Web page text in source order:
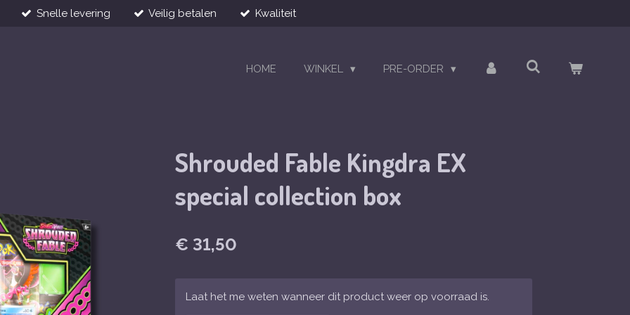
Snelle levering Veilig betalen Kwaliteit
HOME WINKEL PRE-ORDER
Shrouded Fable Kingdra EX
special collection box
€ 31,50
Laat het me weten wanneer dit product weer op voorraad is.